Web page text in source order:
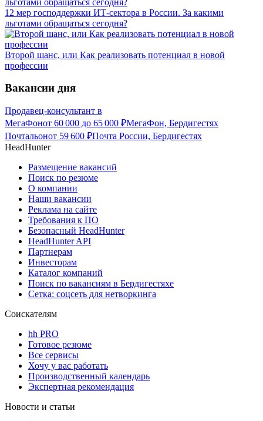
12 мер господдержки ИТ-сектора в России. За какими
льготами обращаться сегодня?
Второй шанс, или Как реализовать потенциал в новой
профессии
Вакансии дня
Продавец-консультант в
МегаФонот 60 000 до 65 000 ₽МегаФон, Бердигестях
Почтальонот 59 600 ₽Почта России, Бердигестях
HeadHunter
Размещение вакансий
Поиск по резюме
О компании
Наши вакансии
Реклама на сайте
Требования к ПО
Безопасный HeadHunter
HeadHunter API
Партнерам
Инвесторам
Каталог компаний
Поиск по вакансиям в Бердигестяхе
Сетка: соцсеть для нетворкинга
Соискателям
hh PRO
Готовое резюме
Все сервисы
Хочу у вас работать
Производственный календарь
Экспертная рекомендация
Новости и статьи